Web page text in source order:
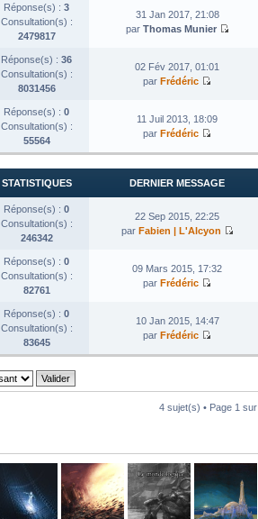
Réponse(s) : 3
Consultation(s) :
2479817
31 Jan 2017, 21:08
par Thomas Munier
Réponse(s) : 36
Consultation(s) :
8031456
02 Fév 2017, 01:01
par Frédéric
Réponse(s) : 0
Consultation(s) :
55564
11 Juil 2013, 18:09
par Frédéric
STATISTIQUES DERNIER MESSAGE
Réponse(s) : 0
Consultation(s) :
246342
22 Sep 2015, 22:25
par Fabien | L'Alcyon
Réponse(s) : 0
Consultation(s) :
82761
09 Mars 2015, 17:32
par Frédéric
Réponse(s) : 0
Consultation(s) :
83645
10 Jan 2015, 14:47
par Frédéric
4 sujet(s) • Page 1 sur